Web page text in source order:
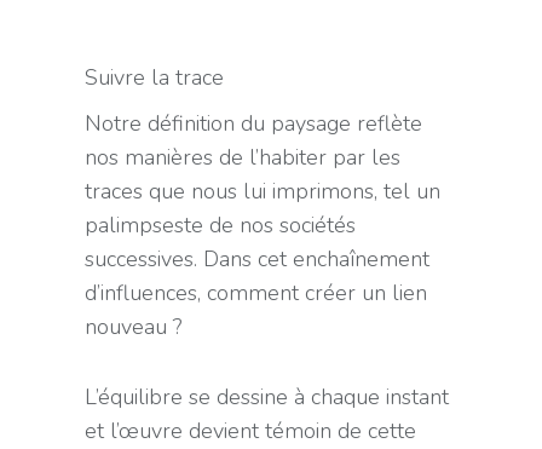
Suivre la trace
Notre définition du paysage reflète
nos manières de l’habiter par les
traces que nous lui imprimons, tel un
palimpseste de nos sociétés
successives. Dans cet enchaînement
d’influences, comment créer un lien
nouveau ?
L’équilibre se dessine à chaque instant
et l’œuvre devient témoin de cette